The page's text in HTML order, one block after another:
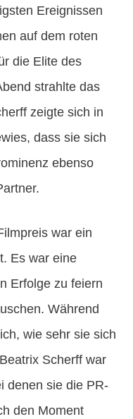
Ereignissen
auf dem roten
die Elite des
strahlte das
zeigte sich in
dass sie sich
ebenso
war ein
Es war eine
Erfolge zu feiern
Während
wie sehr sie sich
Scherff war
denen sie die PR-
den Moment